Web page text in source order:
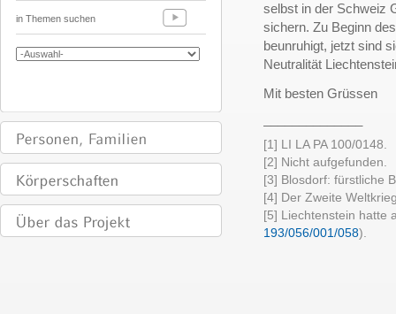
in Themen suchen
selbst in der Schweiz
sichern. Zu Beginn
beunruhigt, jetzt sind
Neutralität
Mit besten Grüssen
[1] LI LA PA 100/0148.
[2] Nicht aufgefunden.
[3] Blosdorf: fürstliche
[4] Der Zweite
[5] Liechtenstein hatte
193/056/001/058).